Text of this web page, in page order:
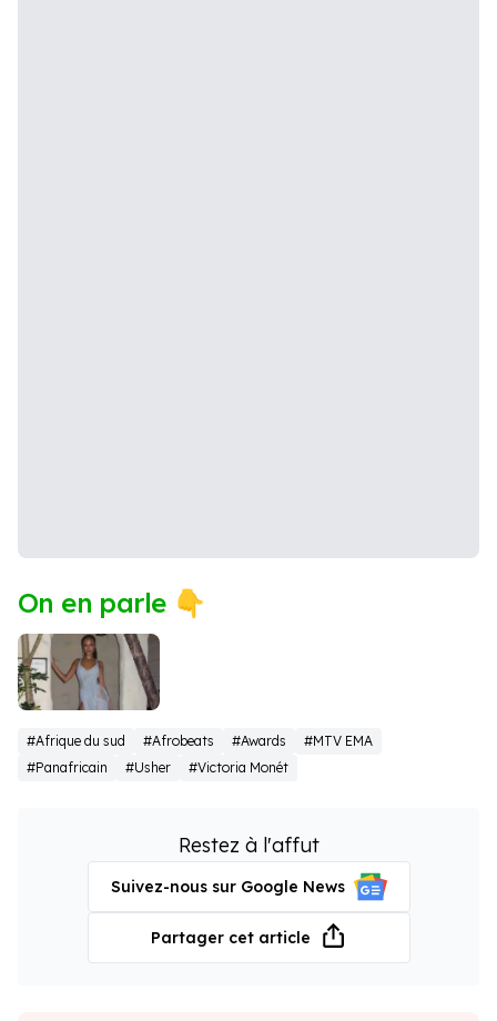
On en parle 👇
Tyla
#Afrique du sud #Afrobeats #Awards
#MTV EMA
#Panafricain
#Usher #Victoria Monét
Restez à l'affut
Suivez-nous sur Google News
Partager cet article